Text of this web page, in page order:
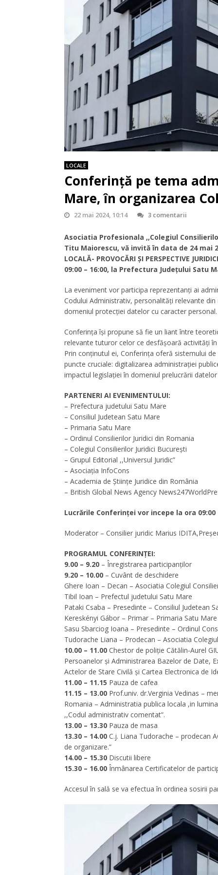
LOCALE
Conferință pe tema
Mare, în organizarea
22 mai 2024, 10:14 3 comentarii
Asociatia Profesionala ,,Colegiul
Titu Maiorescu, vă invită în data de 24 mai
LOCALĂ- PROVOCĂRI ȘI PERSPECTIVE
09:00 – 16:00, la Prefectura Județului Satu
La eveniment vor participa reprezentanți ai
Codului Administrativ, personalități relevante
domeniul protecției datelor cu caracter personal.
Conferința își propune să fie un liant între
relevante tuturor celor ce desfășoară activități
Prin conținutul ei, Conferința oferă sistemului
puncte cruciale: digitalizarea administrației
impactul legislației în domeniul prelucrării
PARTENERI AI EVENIMENTULUI:
– Prefectura judetului Satu Mare
– Consiliul Judetean Satu Mare
– Primaria Satu Mare
– Ordinul Consilierilor Juridici din Romania
– Colegiul Consilierilor Juridici București
– Grupul Editorial ,,Universul Juridic”
– Asociația InfoCons
– Academia de Științe Juridice din România
– British Global News Agency
Lucrările Conferinței vor incepe la ora 09:00
Moderator – Consilier juridic Marius
PROGRAMUL CONFERINȚEI:
9.00 – 9.20 – Înregistrarea participanților
9.20 – 10.00 – Cuvânt de deschidere
Ghere Ioan – Decan – Asociatia Colegiul
Tibil Ioan – Prefectul judetului Satu Mare
Pataki Csaba – Presedinte – Consiliul Judetean
Kereskényi Gábor – Primar – Primaria Satu Mare
Sasu Sbarciog Ioana – Presedinte – Ordinul
Tudorache Liana – Prodecan – Asociatia
10.00 – 11.00 Chestor de poliție Cătălin-Aurel
Persoanelor și Administrarea Bazelor de Date,
Actelor de Stare Civilă și Cartea Electronica de
11.00 – 11.15 Pauza de cafea
11.15 – 13.00 Prof.univ. dr.Verginia Vedinas –
Romania – Administratia publica locala ,in
,,Codul administrativ comentat”.
13.00 – 13.30 Pauza de masa
13.30 – 14.00 C.j. Liana Tudorache – prodecan
de organizare.”
14.00 – 15.30 Discutii libere
15.30 – 16.00 Înmânarea Certificatelor de
Accesul în sală se va efectua în ordinea sosirii